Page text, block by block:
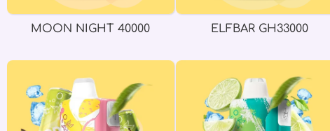
MOON NIGHT 40000 ELFBAR GH33000